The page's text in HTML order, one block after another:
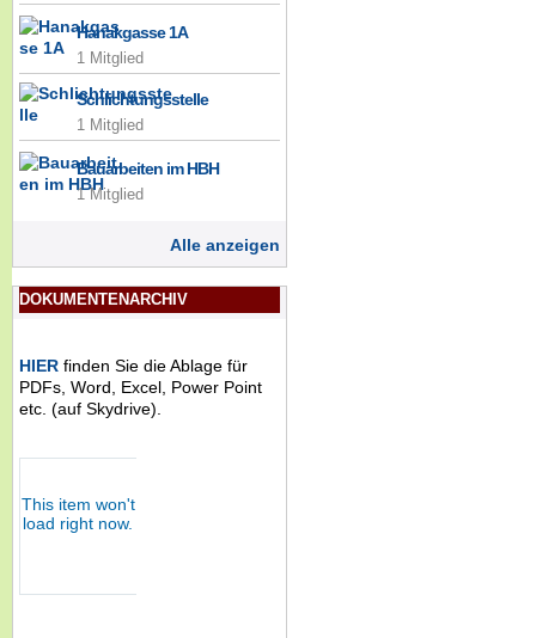
Hanakgasse 1A
1 Mitglied
Schlichtungsstelle
1 Mitglied
Bauarbeiten im HBH
1 Mitglied
Alle anzeigen
DOKUMENTENARCHIV
HIER finden Sie die Ablage für
PDFs, Word, Excel, Power Point
etc. (auf Skydrive).